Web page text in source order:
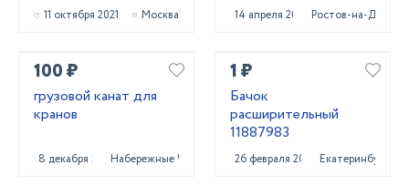
11 октября 2021 Москва 14 апреля 2022 Ростов-на-Дону
100 ₽
грузовой канат для
кранов
8 декабря 2023Набережные Челны
1 ₽
Бачок
расширительный
11887983
26 февраля 2022 Екатеринбург